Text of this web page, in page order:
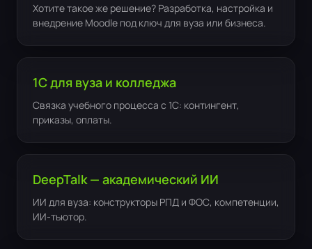
Хотите такое же решение? Разработка, настройка и
внедрение Moodle под ключ для вуза или бизнеса.
1С для вуза и колледжа
Связка учебного процесса с 1С: контингент,
приказы, оплаты.
DeepTalk — академический ИИ
ИИ для вуза: конструкторы РПД и ФОС, компетенции,
ИИ-тьютор.